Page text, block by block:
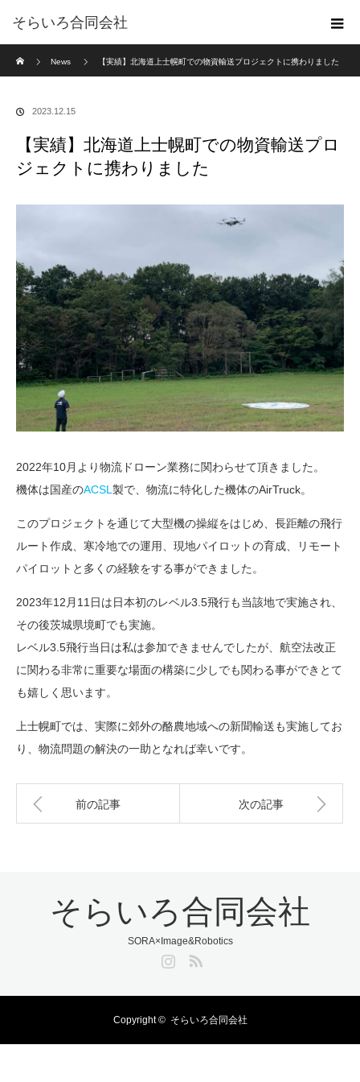
そらいろ合同会社
News
【実績】北海道上士幌町での物資輸送プロジェクトに携わりました
2023.12.15
【実績】北海道上士幌町での物資輸送プロ
ジェクトに携わりました
2022年10月より物流ドローン業務に関わらせて頂きました。
機体は国産のACSL 製で、物流に特化した機体のAirTruck。
このプロジェクトを通じて大型機の操縦をはじめ、長距離の飛行
ルート作成、寒冷地での運用、現地パイロットの育成、リモート
パイロットと多くの経験をする事ができました。
2023年12月11日は日本初のレベル3.5飛行も当該地で実施され、
その後茨城県境町でも実施。
レベル3.5飛行当日は私は参加できませんでしたが、航空法改正
に関わる非常に重要な場面の構築に少しでも関わる事ができとて
も嬉しく思います。
上士幌町では、実際に郊外の酪農地域への新聞輸送も実施してお
り、物流問題の解決の一助となれば幸いです。
前の記事 次の記事
そらいろ合同会社
SORA×Image&Robotics
Copyright © そらいろ合同会社